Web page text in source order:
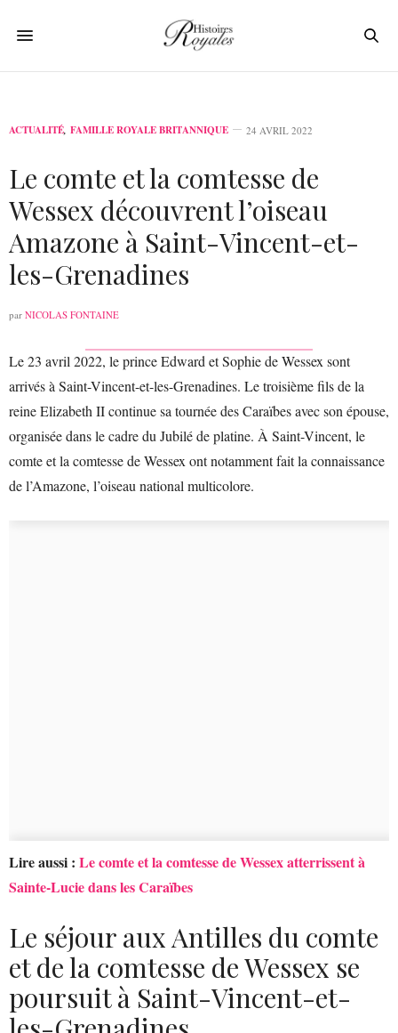
ACTUALITÉ, FAMILLE ROYALE BRITANNIQUE 24 AVRIL 2022
Le comte et la comtesse de
Wessex découvrent l’oiseau
Amazone à Saint-Vincent-et-
les-Grenadines
par NICOLAS FONTAINE
Le 23 avril 2022, le prince Edward et Sophie de Wessex sont
arrivés à Saint-Vincent-et-les-Grenadines. Le troisième fils de la
reine Elizabeth II continue sa tournée des Caraïbes avec son épouse,
organisée dans le cadre du Jubilé de platine. À Saint-Vincent, le
comte et la comtesse de Wessex ont notamment fait la connaissance
de l’Amazone, l’oiseau national multicolore.
Lire aussi : Le comte et la comtesse de Wessex atterrissent à
Sainte-Lucie dans les Caraïbes
Le séjour aux Antilles du comte
et de la comtesse de Wessex se
poursuit à Saint-Vincent-et-